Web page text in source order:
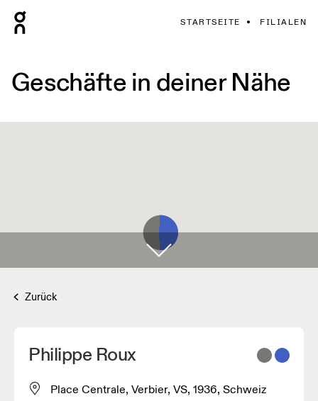
STARTSEITE FILIALEN
Geschäfte in deiner Nähe
Zurück
Philippe Roux
Place Centrale, Verbier, VS, 1936, Schweiz